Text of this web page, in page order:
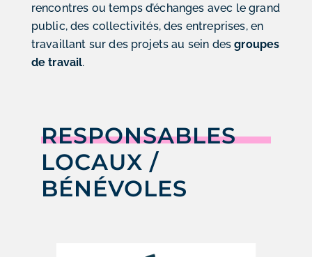
rencontres ou temps d’échanges avec le grand
public, des collectivités, des entreprises, en
travaillant sur des projets au sein desgroupes
de travail.
RESPONSABLES
LOCAUX /
BÉNÉVOLES